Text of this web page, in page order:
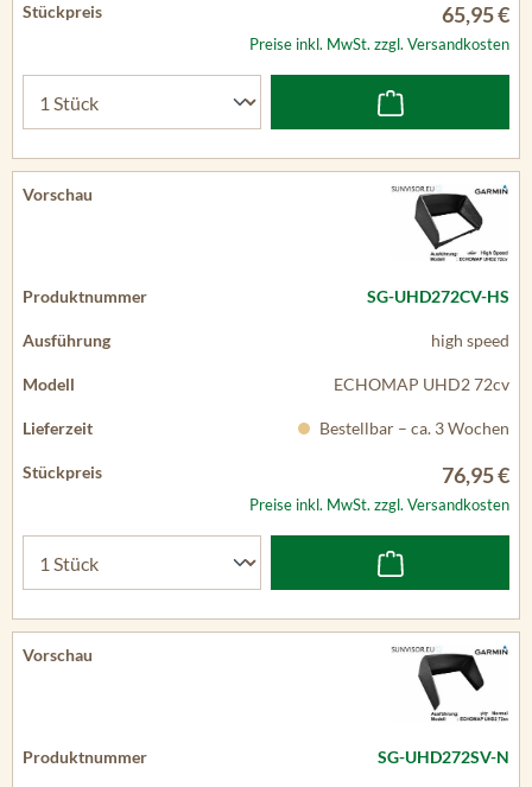
65,95 €
Preise inkl. MwSt. zzgl. Versandkosten
SG-UHD272CV-HS
high speed
ECHOMAP UHD2 72cv
Bestellbar – ca. 3 Wochen
76,95 €
Preise inkl. MwSt. zzgl. Versandkosten
SG-UHD272SV-N